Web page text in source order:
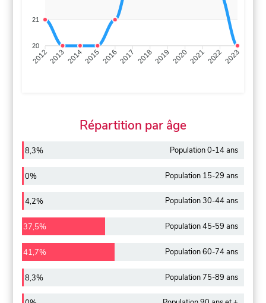
21
20
20122013 20142015 20162017 20182019 20202021 2022 2023
Répartition par âge
8,3% Population 0-14 ans
0% Population 15-29 ans
4,2% Population 30-44 ans
37,5% Population 45-59 ans
41,7% Population 60-74 ans
8,3% Population 75-89 ans